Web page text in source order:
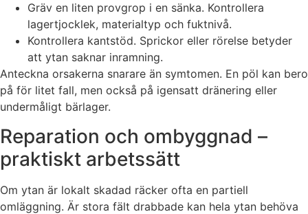
Gräv en liten provgrop i en sänka. Kontrollera
lagertjocklek, materialtyp och fuktnivå.
Kontrollera kantstöd. Sprickor eller rörelse betyder
att ytan saknar inramning.
Anteckna orsakerna snarare än symtomen. En pöl kan bero
på för litet fall, men också på igensatt dränering eller
undermåligt bärlager.
Reparation och ombyggnad –
praktiskt arbetssätt
Om ytan är lokalt skadad räcker ofta en partiell
omläggning. Är stora fält drabbade kan hela ytan behöva